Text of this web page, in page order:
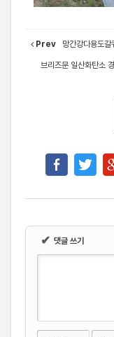
Prev 망간강다용도
브리즈문 일산화탄소
✔ 댓글 쓰기